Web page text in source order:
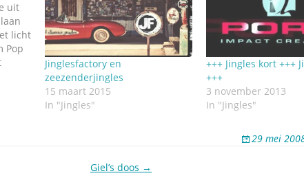
uit
licht
Pop
Jinglesfactory en
zeezenderjingles
15 maart 2015
In "Jingles"
+++ Jingles kort +++
+++
3 november 2013
In "Jingles"
29 mei
Giel’s doos →